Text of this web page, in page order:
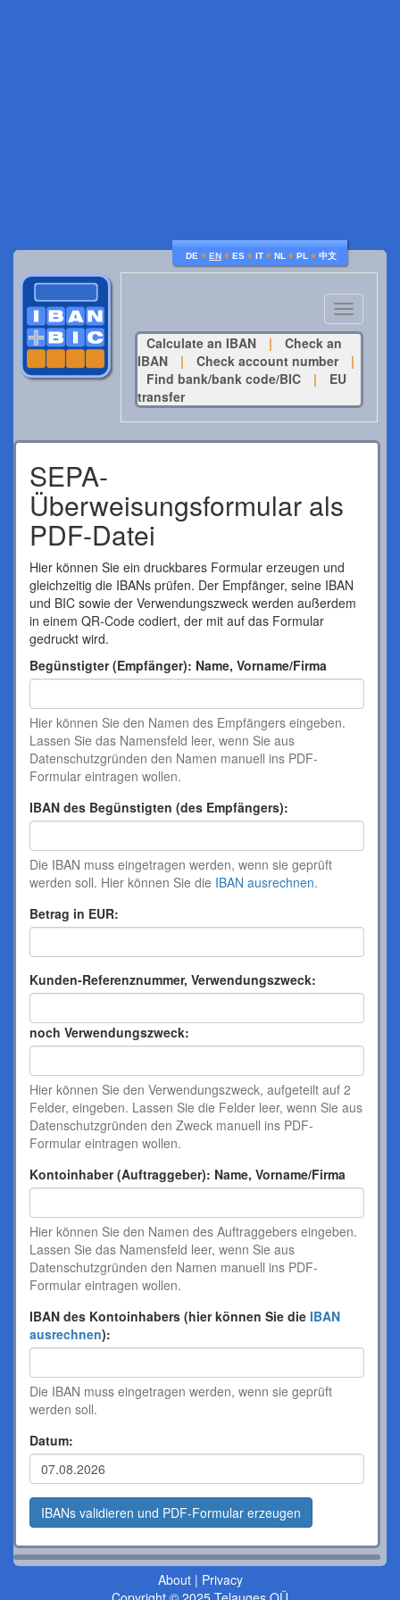
DE ♦ EN ♦ ES ♦ IT ♦ NL ♦ PL ♦ 中文
Toggle
navigation
Calculate an IBAN
|
Check an
IBAN
| Check account number
|
Find bank/bank code/BIC
|
EU
transfer
SEPA-
Überweisungsformular als
PDF-Datei
Hier können Sie ein druckbares Formular erzeugen und
gleichzeitig die IBANs prüfen. Der Empfänger, seine IBAN
und BIC sowie der Verwendungszweck werden außerdem
in einem QR-Code codiert, der mit auf das Formular
gedruckt wird.
Begünstigter (Empfänger): Name, Vorname/Firma
Hier können Sie den Namen des Empfängers eingeben.
Lassen Sie das Namensfeld leer, wenn Sie aus
Datenschutzgründen den Namen manuell ins PDF-
Formular eintragen wollen.
IBAN des Begünstigten (des Empfängers):
Die IBAN muss eingetragen werden, wenn sie geprüft
werden soll. Hier können Sie die IBAN ausrechnen.
Betrag in EUR:
Kunden-Referenznummer, Verwendungszweck:
noch Verwendungszweck:
Hier können Sie den Verwendungszweck, aufgeteilt auf 2
Felder, eingeben. Lassen Sie die Felder leer, wenn Sie aus
Datenschutzgründen den Zweck manuell ins PDF-
Formular eintragen wollen.
Kontoinhaber (Auftraggeber): Name, Vorname/Firma
Hier können Sie den Namen des Auftraggebers eingeben.
Lassen Sie das Namensfeld leer, wenn Sie aus
Datenschutzgründen den Namen manuell ins PDF-
Formular eintragen wollen.
IBAN des Kontoinhabers (hier können Sie die IBAN
ausrechnen):
Die IBAN muss eingetragen werden, wenn sie geprüft
werden soll.
Datum:
About| Privacy